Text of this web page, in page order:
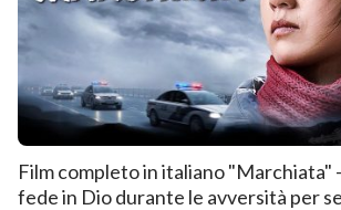
Film completo in italiano "Marchiata"
fede in Dio durante le avversità per